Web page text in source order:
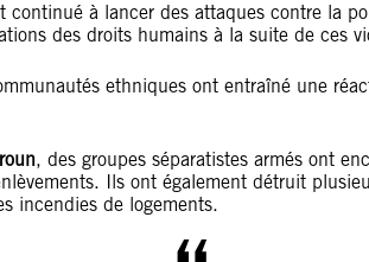
continué à lancer des attaques contre la
des droits humains à la suite de ces
ethniques ont entraîné une
, des groupes séparatistes armés ont
Ils ont également détruit
incendies de logements.